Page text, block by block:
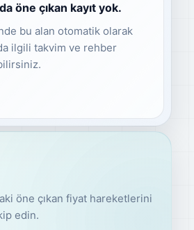
öne çıkan kayıt yok.
bu alan otomatik olarak
ilgili takvim ve rehber
öne çıkan fiyat hareketlerini
edin.